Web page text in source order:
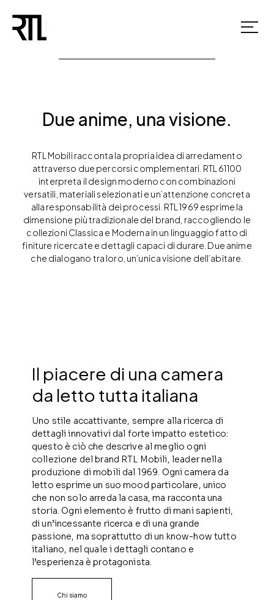
Due anime, una visione.
RTL Mobili racconta la propria idea di arredamento
attraverso due percorsi complementari. RTL 61100
interpreta il design moderno con combinazioni
versatili, materiali selezionati e un’attenzione concreta
alla responsabilità dei processi. RTL 1969 esprime la
dimensione più tradizionale del brand, raccogliendo le
collezioni Classica e Moderna in un linguaggio fatto di
finiture ricercate e dettagli capaci di durare. Due anime
che dialogano tra loro, un’unica visione dell’abitare.
Il piacere di una camera
da letto tutta italiana
Uno stile accattivante, sempre alla ricerca di
dettagli innovativi dal forte impatto estetico:
questo è ciò che descrive al meglio ogni
collezione del brand RTL Mobili, leader nella
produzione di mobili dal 1969. Ogni camera da
letto esprime un suo mood particolare, unico
che non solo arreda la casa, ma racconta una
storia. Ogni elemento è frutto di mani sapienti,
di un’incessante ricerca e di una grande
passione, ma soprattutto di un know-how tutto
italiano, nel quale i dettagli contano e
l’esperienza è protagonista.
Chi siamo